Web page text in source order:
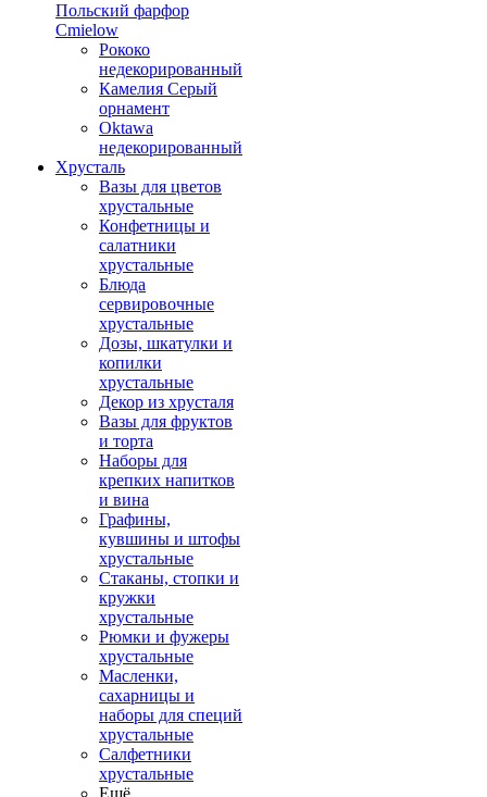
Польский фарфор
Сmielow
Рококо
недекорированный
Камелия Серый
орнамент
Oktawa
недекорированный
Хрусталь
Вазы для цветов
хрустальные
Конфетницы и
салатники
хрустальные
Блюда
сервировочные
хрустальные
Дозы, шкатулки и
копилки
хрустальные
Декор из хрусталя
Вазы для фруктов
и торта
Наборы для
крепких напитков
и вина
Графины,
кувшины и штофы
хрустальные
Стаканы, стопки и
кружки
хрустальные
Рюмки и фужеры
хрустальные
Масленки,
сахарницы и
наборы для специй
хрустальные
Салфетники
хрустальные
Ещё